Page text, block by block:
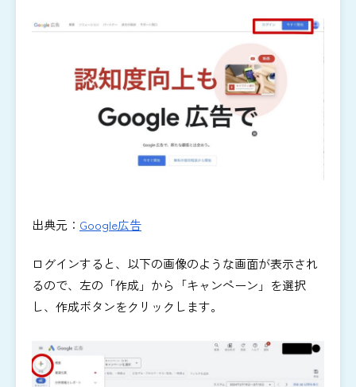
出典元： Google広告
ログインすると、以下の画像のような画面が表示され
るので、左の「作成」から「キャンペーン」を選択
し、作成ボタンをクリックします。